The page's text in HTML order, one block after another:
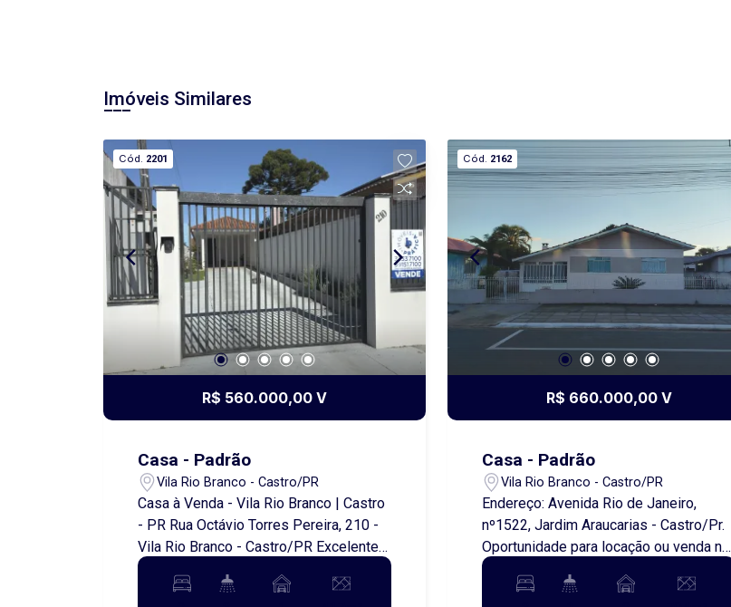
Imóveis Similares
Cód. 2201
R$ 560.000,00 V
Casa - Padrão
Vila Rio Branco - Castro/PR
Casa à Venda - Vila Rio Branco | Castro
- PR Rua Octávio Torres Pereira, 210 -
Vila Rio Branco - Castro/PR Excelente
oportunidade para quem busca
conforto, praticidade e uma ótima
Cód. 2162
R$ 660.000,00 V
Casa - Padrão
Vila Rio Branco - Castro/PR
Endereço: Avenida Rio de Janeiro,
nº1522, Jardim Araucarias - Castro/Pr.
Oportunidade para locação ou venda no
Jardim Araucárias! Imóvel localizado na
Travessa Rio de Janeiro, em uma região